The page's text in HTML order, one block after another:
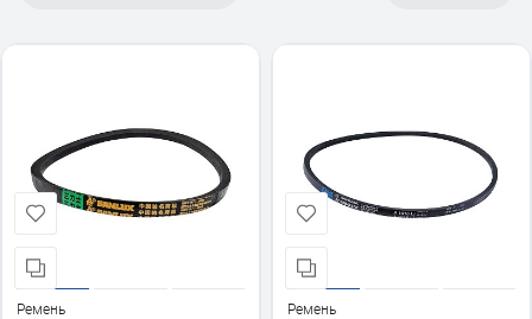
Ремень Ремень